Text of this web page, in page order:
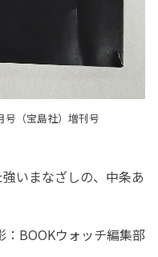
（宝島社）増刊号
いまなざしの、中条あ
BOOKウォッチ編集部